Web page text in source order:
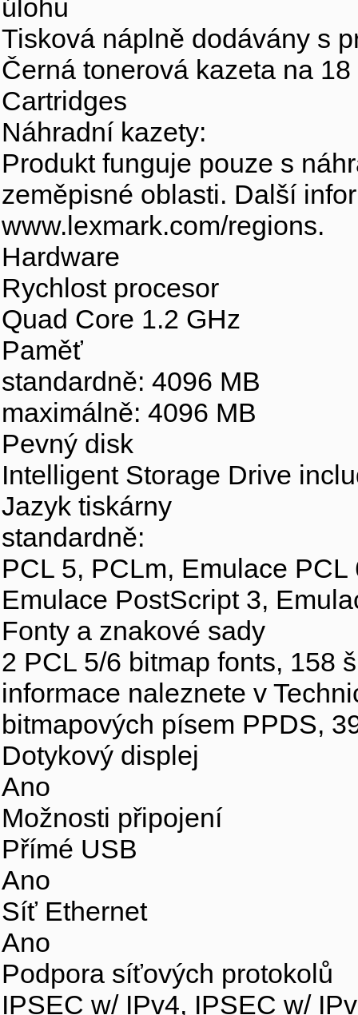
úlohu
Tisková náplně dodávány s
Černá tonerová kazeta na
Cartridges
Náhradní kazety:
Produkt funguje pouze s
zeměpisné oblasti. Další
www.lexmark.com/regions.
Hardware
Rychlost procesor
Quad Core 1.2 GHz
Paměť
standardně: 4096 MB
maximálně: 4096 MB
Pevný disk
Intelligent Storage Drive
Jazyk tiskárny
standardně:
PCL 5, PCLm, Emulace
Emulace PostScript 3,
Fonty a znakové sady
2 PCL 5/6 bitmap fonts, 158
informace naleznete v
bitmapových písem PPDS,
Dotykový displej
Ano
Možnosti připojení
Přímé USB
Ano
Síť Ethernet
Ano
Podpora síťových protokolů
IPSEC w/ IPv4, IPSEC w/